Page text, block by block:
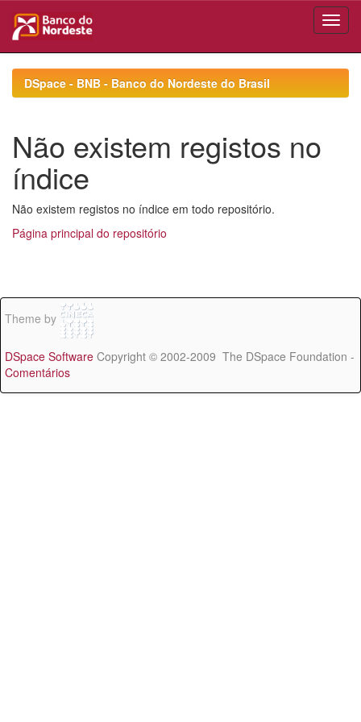
navigationDSpace - BNB - Banco do Nordeste do Brasil
Não existem registos no
índice
Não existem registos no índice em todo repositório.
Página principal do repositório
Theme by
DSpace Software Copyright © 2002-2009 The DSpace Foundation -
Comentários